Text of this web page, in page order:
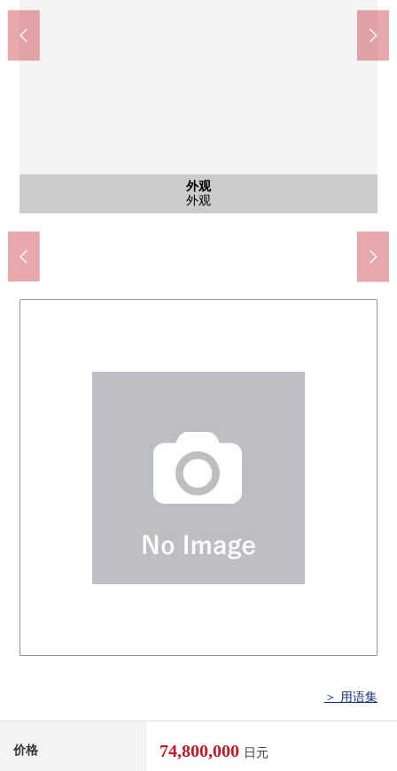
外观
外观
客厅
客厅
客厅
客厅
厨房
厨房
厨房
厨房
公共汽车
公共汽车
洗脸
设备
厕所
设备
室内
室内
室内
客厅
室内
客厅
收纳
收纳
室内
室内
室内
收纳
室内
室内
阳台
阳台
800幸成城商店(约595m)
全家便利店调布成城富士见桥店(约405m)
步行5分钟。
成城邮局(约595m)
调布市立若叶小学(约1290m)
调布市立第4中学(约1260m)
＞ 用语集
价格 74,800,000 日元